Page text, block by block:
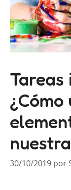
Tareas
30/10/2019 por